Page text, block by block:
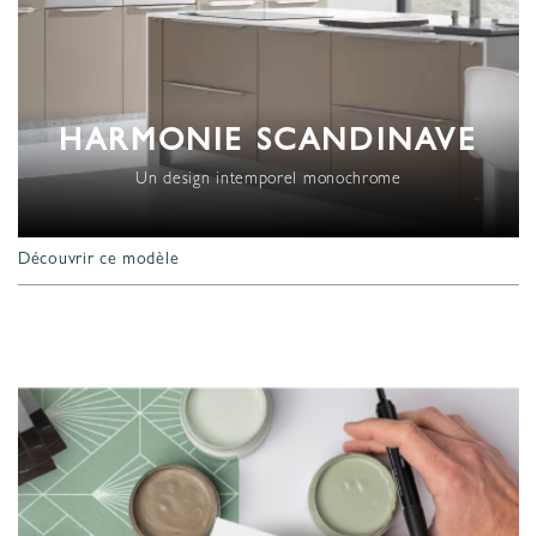
HARMONIE SCANDINAVE
Un design intemporel monochrome
Découvrir ce modèle